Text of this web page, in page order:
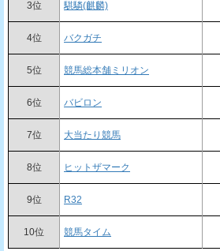
3位 騏驎(麒麟)
4位 バクガチ
5位 競馬総本舗ミリオン
6位 バビロン
7位 大当たり競馬
8位 ヒットザマーク
9位 R32
10位 競馬タイム